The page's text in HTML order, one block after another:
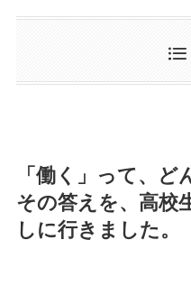
「働く」って、ど
その答えを、高校
しに行きました。